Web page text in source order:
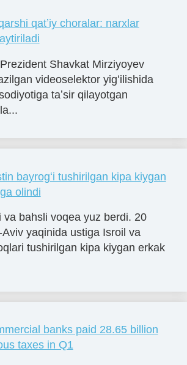
qatʼiy choralar: narxlar
Shavkat Mirziyoyev
videoselektor yigʻilishida
taʼsir qilayotgan
bayrogʻi tushirilgan kipa kiygan
olindi
va bahsli voqea yuz berdi. 20
yaqinida ustiga Isroil va
tushirilgan kipa kiygan erkak
banks paid 28.65 billion
taxes in Q1